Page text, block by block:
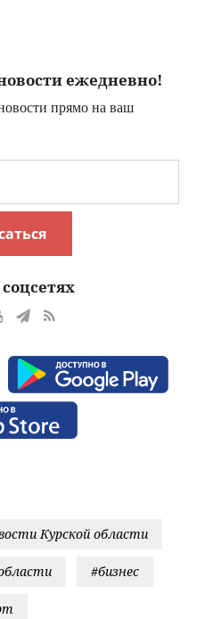
ежедневно!
прямо на ваш
Курской области
#бизнес